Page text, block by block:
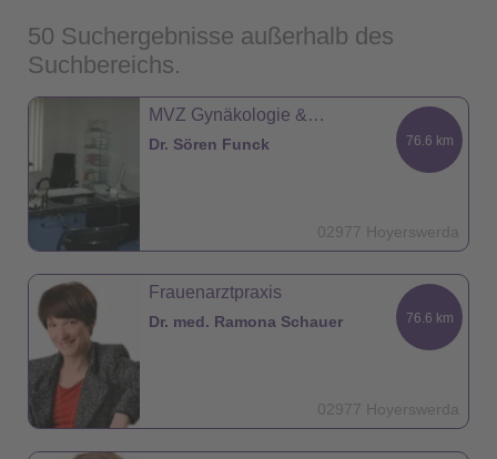
50 Suchergebnisse außerhalb des
Suchbereichs.
MVZ Gynäkologie & Praxisklinik
Dr. Sören Funck 76.6 km
02977 Hoyerswerda
Frauenarztpraxis
Dr. med. Ramona Schauer 76.6 km
02977 Hoyerswerda